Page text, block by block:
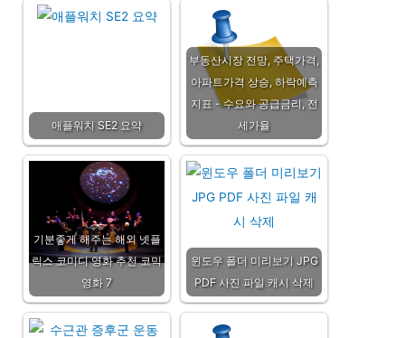
애플워치 SE2 요약
부동산시장 전망, 주택가격,
아파트가격 상승, 하락예측
지표 - 수요와 공급금리, 전
세가율
기분좋게 해주는 해외 넷플
릭스 코미디 영화 추천 코믹
영화 7
윈도우 폴더 미리보기 JPG
PDF 사진 파일 캐시 삭제